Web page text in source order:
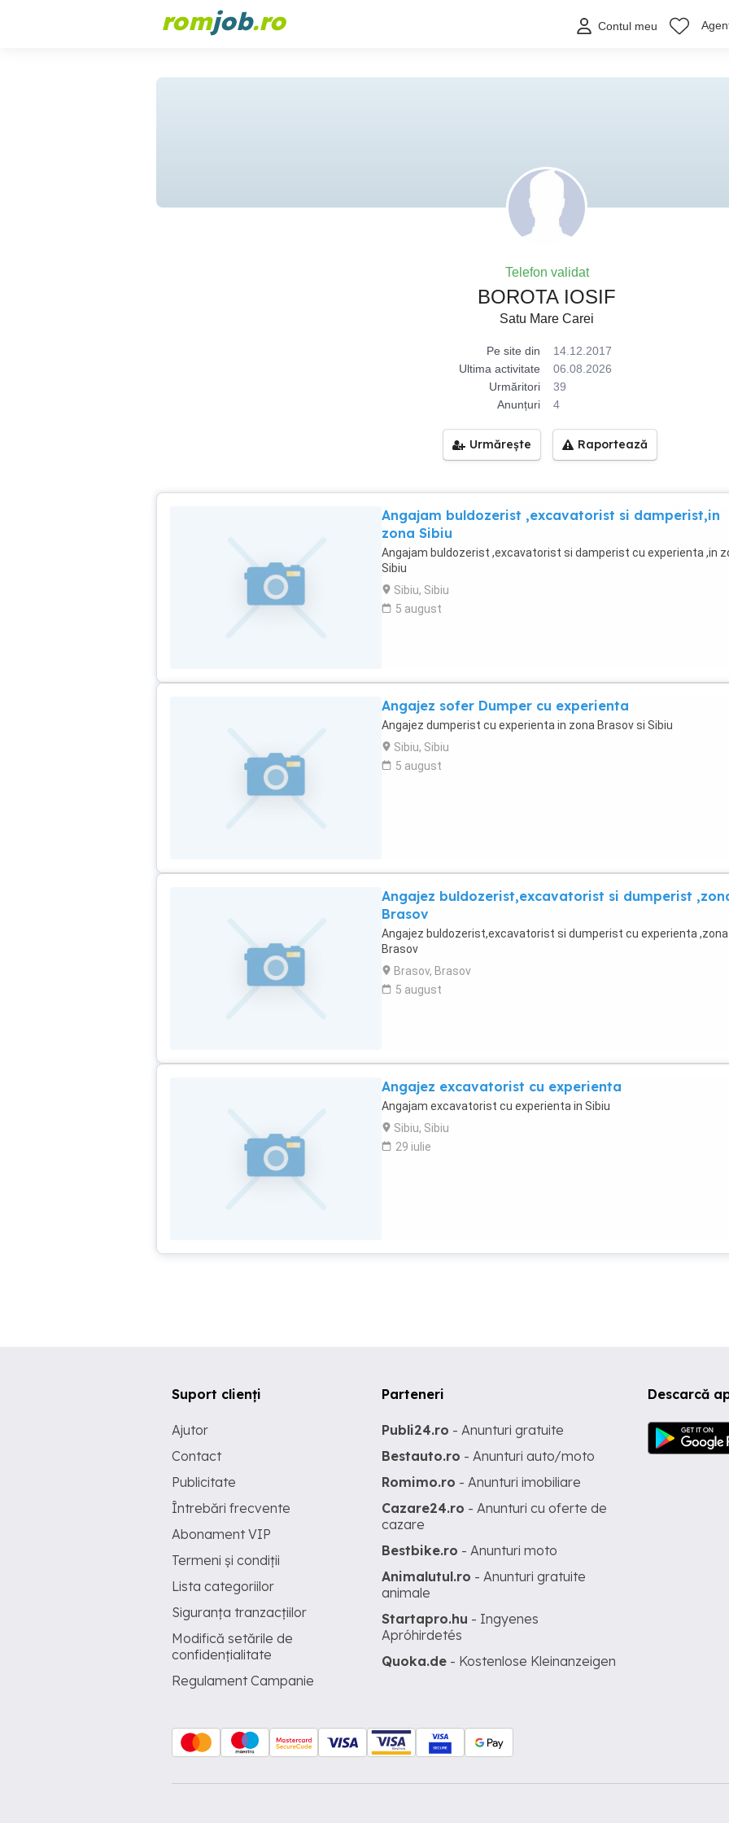
romjob.ro Contul meu
Telefon validat
BOROTA IOSIF
Satu Mare Carei
Pe site din
14.12.2017
Ultima activitate
06.08.2026
Urmăritori
39
Anunțuri
4
Urmărește Raportează
Angajam buldozerist ,excavatorist si damperist,in
zona Sibiu
Angajam buldozerist ,excavatorist si damperist cu experienta ,in
Sibiu
Sibiu, Sibiu
5 august
Angajez sofer Dumper cu experienta
Angajez dumperist cu experienta in zona Brasov si Sibiu
Sibiu, Sibiu
5 august
Angajez buldozerist,excavatorist si dumperist
Brasov
Angajez buldozerist,excavatorist si dumperist cu experienta ,zona
Brasov
Brasov, Brasov
5 august
Angajez excavatorist cu experienta
Angajam excavatorist cu experienta in Sibiu
Sibiu, Sibiu
29 iulie
Descarcă
Suport clienți
Ajutor
Contact
Publicitate
Întrebări frecvente
Abonament VIP
Termeni și condiții
Lista categoriilor
Siguranța tranzacțiilor
Modifică setările de
confidențialitate
Regulament Campanie
Parteneri
Publi24.ro - Anunturi gratuite
Bestauto.ro - Anunturi auto/moto
Romimo.ro - Anunturi imobiliare
Cazare24.ro - Anunturi cu oferte de
cazare
Bestbike.ro - Anunturi moto
Animalutul.ro - Anunturi gratuite
animale
Startapro.hu - Ingyenes
Apróhirdetés
Quoka.de - Kostenlose Kleinanzeigen